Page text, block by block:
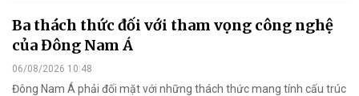
Ba thách thức đối với tham vọng công nghệ
của Đông Nam Á
06/08/2026 10:48
Đông Nam Á phải đối mặt với những thách thức mang tính cấu trúc